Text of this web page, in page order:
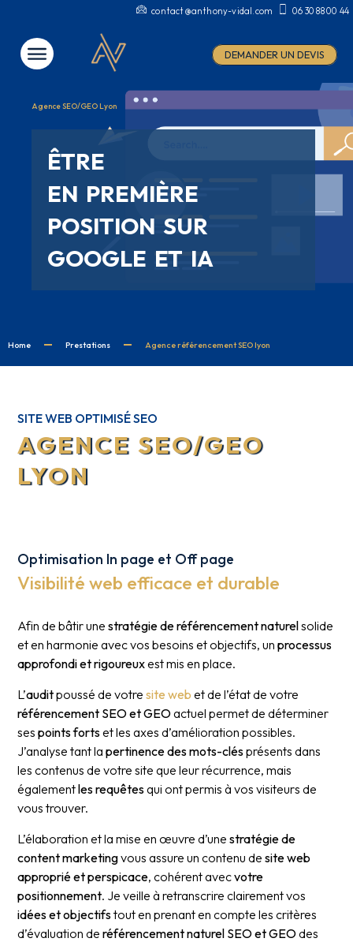
contact@anthony-vidal.com 06 30 88 00 44
DEMANDER UN DEVIS
Agence SEO/GEO Lyon
ÊTRE
EN PREMIÈRE
POSITION SUR
GOOGLE ET IA
Home Prestations Agence référencement SEO lyon
SITE WEB OPTIMISÉ SEO
AGENCE SEO/GEO
LYON
Optimisation In page et Off page
Visibilité web efficace et durable
Afin de bâtir unestratégie de référencement naturelsolide
et en harmonie avec vos besoins et objectifs, unprocessus
approfondi et rigoureuxest mis en place.
L’auditpoussé de votresite web et de l’état de votre
référencement SEO et GEOactuel permet de déterminer
sespoints fortset les axes d’amélioration possibles.
J’analyse tant lapertinence des mots-clésprésents dans
les contenus de votre site que leur récurrence, mais
égalementles requêtesqui ont permis à vos visiteurs de
vous trouver.
L’élaboration et la mise en œuvre d’unestratégie de
content marketingvous assure un contenu desite web
approprié et perspicace, cohérent avecvotre
positionnement. Je veille à retranscrire clairement vos
idées et objectifstout en prenant en compte les critères
d’évaluation deréférencement naturel SEO et GEOdes